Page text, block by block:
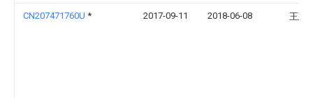
CN207471760U * 2017-09-11 2018-06-08 王建